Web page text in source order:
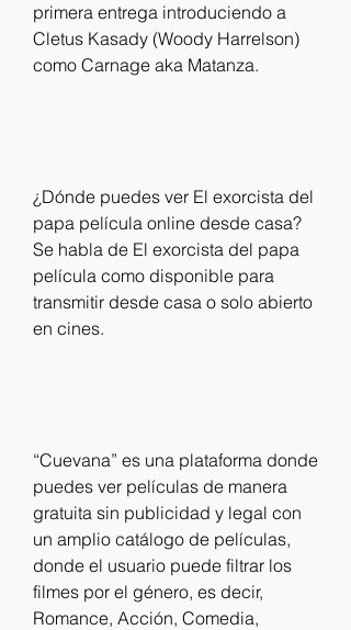
primera entrega introduciendo a
Cletus Kasady (Woody Harrelson)
como Carnage aka Matanza.
¿Dónde puedes ver El exorcista del
papa película online desde casa?
Se habla de El exorcista del papa
película como disponible para
transmitir desde casa o solo abierto
en cines.
“Cuevana” es una plataforma donde
puedes ver películas de manera
gratuita sin publicidad y legal con
un amplio catálogo de películas,
donde el usuario puede filtrar los
filmes por el género, es decir,
Romance, Acción, Comedia,